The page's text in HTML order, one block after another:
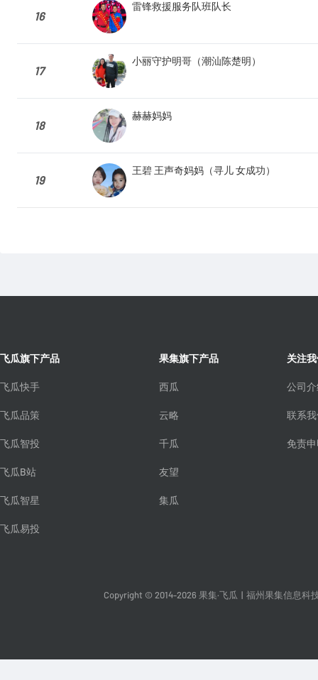
16
雷锋救援服务队班队长
17
小丽守护明哥（潮汕陈楚明）
18
赫赫妈妈
19
王碧 王声奇妈妈（寻儿 女成功）
飞瓜旗下产品
飞瓜快手
飞瓜品策
飞瓜智投
飞瓜B站
飞瓜智星
飞瓜易投
果集旗下产品
西瓜
云略
千瓜
友望
集瓜
关注
公司
联系
免责
Copyright © 2014-2026 果集·飞瓜 福州果集信息科